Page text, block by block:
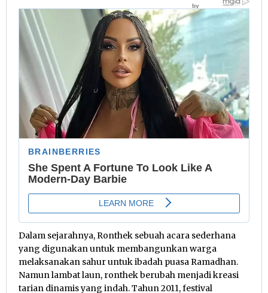
Dalam sejarahnya, Ronthek sebuah acara sederhana
yang digunakan untuk membangunkan warga
melaksanakan sahur untuk ibadah puasa Ramadhan.
Namun lambat laun, ronthek berubah menjadi kreasi
tarian dinamis yang indah. Tahun 2011, festival